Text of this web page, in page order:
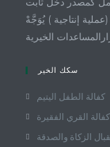
إنتاجية ) يُوَجَّهْ
سكك الخير
كفالة الطفل اليتيم
كفالة القري الفقيرة
الزكاة والصدقة